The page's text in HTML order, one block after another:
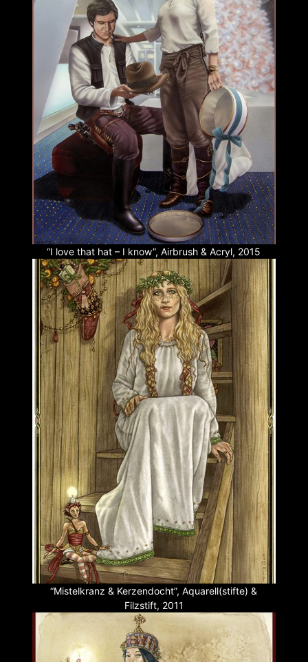
“I love that hat – I know”, Airbrush & Acryl, 2015
“Mistelkranz & Kerzendocht”, Aquarell(stifte) &
Filzstift, 2011